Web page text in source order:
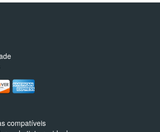
compatíveis